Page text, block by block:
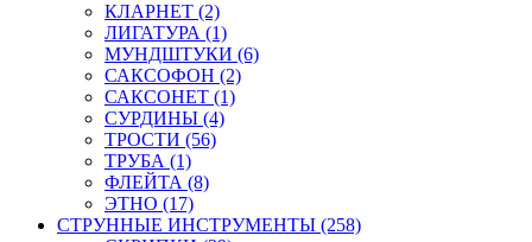
КЛАРНЕТ (2)
ЛИГАТУРА (1)
МУНДШТУКИ (6)
САКСОФОН (2)
САКСОНЕТ (1)
СУРДИНЫ (4)
ТРОСТИ (56)
ТРУБА (1)
ФЛЕЙТА (8)
ЭТНО (17)
СТРУННЫЕ ИНСТРУМЕНТЫ (258)